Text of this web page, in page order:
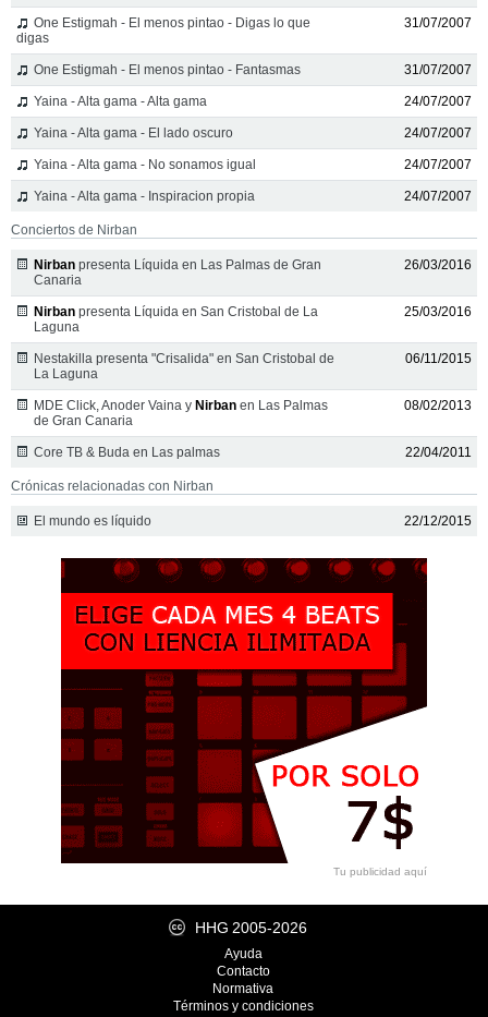
One Estigmah - El menos pintao - Digas lo que
digas
31/07/2007
One Estigmah - El menos pintao - Fantasmas 31/07/2007
Yaina - Alta gama - Alta gama 24/07/2007
Yaina - Alta gama - El lado oscuro 24/07/2007
Yaina - Alta gama - No sonamos igual 24/07/2007
Yaina - Alta gama - Inspiracion propia 24/07/2007
Conciertos de Nirban
Nirban presenta Líquida en Las Palmas de Gran
Canaria
26/03/2016
Nirban presenta Líquida en San Cristobal de La
Laguna
25/03/2016
Nestakilla presenta "Crisalida" en San Cristobal de
La Laguna
06/11/2015
MDE Click, Anoder Vaina y Nirban en Las Palmas
de Gran Canaria
08/02/2013
Core TB & Buda en Las palmas 22/04/2011
Crónicas relacionadas con Nirban
El mundo es líquido 22/12/2015
Tu publicidad aquí
HHG 2005-2026
Ayuda
Contacto
Normativa
Términos y condiciones